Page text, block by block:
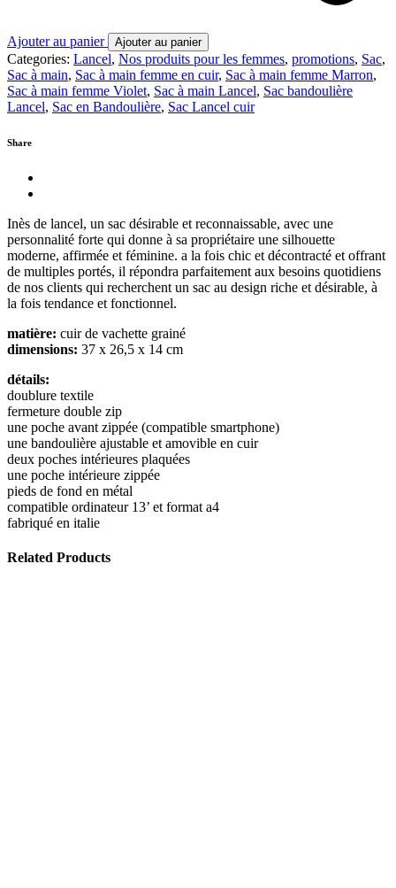
Ajouter au panier Ajouter au panier
Categories: Lancel, Nos produits pour les femmes, promotions, Sac,
Sac à main, Sac à main femme en cuir, Sac à main femme Marron,
Sac à main femme Violet, Sac à main Lancel, Sac bandoulière
Lancel, Sac en Bandoulière, Sac Lancel cuir
Share
Inès de lancel, un sac désirable et reconnaissable, avec une
personnalité forte qui donne à sa propriétaire une silhouette
moderne, affirmée et féminine. a la fois chic et décontracté et offrant
de multiples portés, il répondra parfaitement aux besoins quotidiens
de nos clients qui recherchent un sac au design riche et désirable, à
la fois tendance et fonctionnel.
matière: cuir de vachette grainé
dimensions: 37 x 26,5 x 14 cm
détails:
doublure textile
fermeture double zip
une poche avant zippée (compatible smartphone)
une bandoulière ajustable et amovible en cuir
deux poches intérieures plaquées
une poche intérieure zippée
pieds de fond en métal
compatible ordinateur 13’ et format a4
fabriqué en italie
Related Products